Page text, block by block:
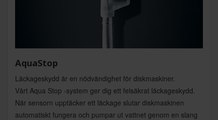
AquaStop
Läckageskydd är en nödvändighet för diskmaskiner.
Vårt Aqua Stop -system ger dig ett felsäkrat läckageskydd.
När sensorn upptäcker ett läckage slutar diskmaskinen
automatiskt fungera och pumpar ut vattnet genom en slang